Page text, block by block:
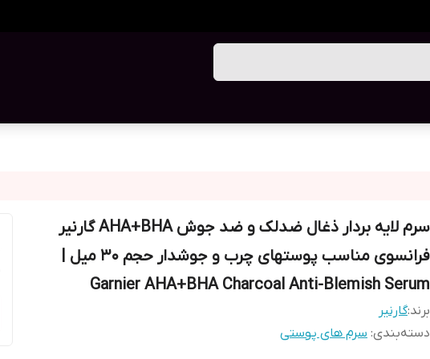
سرم لایه بردار ذغال ضدلک و ضد جوش AHA+BHA گارنیر
فرانسوی مناسب پوستهای چرب و جوشدار حجم 30 میل |
Garnier AHA+BHA Charcoal Anti-Blemish Serum
برند:گارنیر
دسته‌بندی: سرم های پوستی